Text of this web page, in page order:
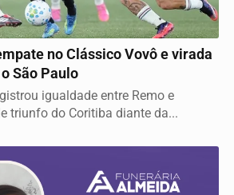
no Clássico Vovô e virada
São Paulo
igualdade entre Remo e
triunfo do Coritiba diante da...